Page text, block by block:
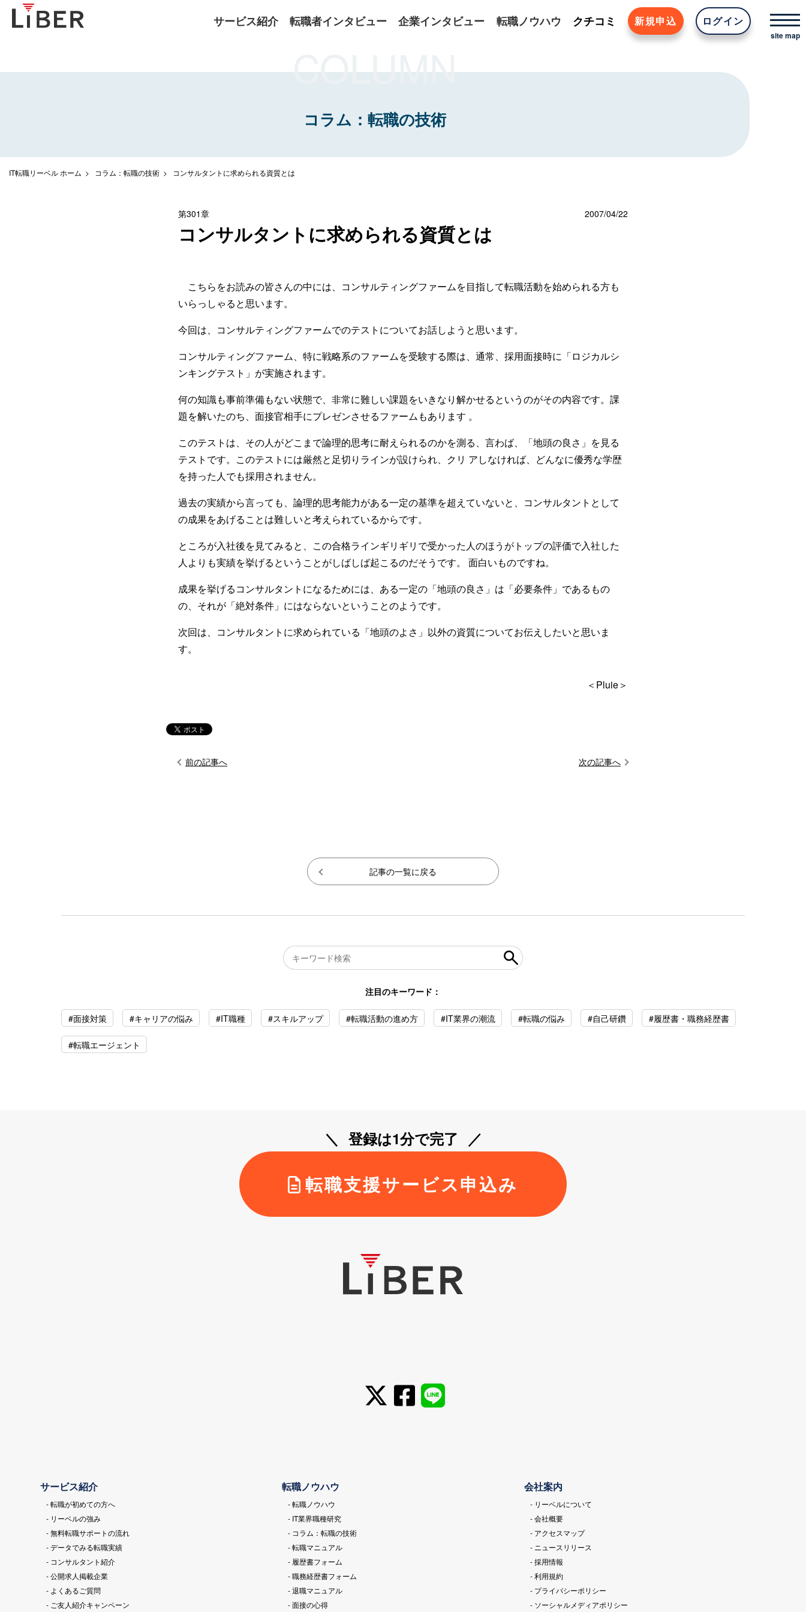
サービス紹介 転職者インタビュー 企業インタビュー 転職ノウハウ クチコミ 新規申込 ログイン
COLUMN
コラム：転職の技術
IT転職リーベル ホーム コラム：転職の技術 コンサルタントに求められる資質とは
第301章 2007/04/22
コンサルタントに求められる資質とは
こちらをお読みの皆さんの中には、コンサルティングファームを目指して転職活動を始められる方も
いらっしゃると思います。
今回は、コンサルティングファームでのテストについてお話しようと思います。
コンサルティングファーム、特に戦略系のファームを受験する際は、通常、採用面接時に「ロジカルシ
ンキングテスト」が実施されます。
何の知識も事前準備もない状態で、非常に難しい課題をいきなり解かせるというのがその内容です。課
題を解いたのち、面接官相手にプレゼンさせるファームもあります 。
このテストは、その人がどこまで論理的思考に耐えられるのかを測る、言わば、「地頭の良さ」を見る
テストです。このテストには厳然と足切りラインが設けられ、クリ アしなければ、どんなに優秀な学歴
を持った人でも採用されません。
過去の実績から言っても、論理的思考能力がある一定の基準を超えていないと、コンサルタントとして
の成果をあげることは難しいと考えられているからです。
ところが入社後を見てみると、この合格ラインギリギリで受かった人のほうがトップの評価で入社した
人よりも実績を挙げるということがしばしば起こるのだそうです。 面白いものですね。
成果を挙げるコンサルタントになるためには、ある一定の「地頭の良さ」は「必要条件」であるもの
の、それが「絶対条件」にはならないということのようです。
次回は、コンサルタントに求められている「地頭のよさ」以外の資質についてお伝えしたいと思いま
す。
＜Pluie＞
前の記事へ 次の記事へ
記事の一覧に戻る
注目のキーワード：
#面接対策 #キャリアの悩み #IT職種 #スキルアップ #転職活動の進め方 #IT業界の潮流 #転職の悩み #自己研鑽 #履歴書・職務経歴書
#転職エージェント
登録は1分で完了
転職支援サービス申込み
サービス紹介
- 転職が初めての方へ
- リーベルの強み
- 無料転職サポートの流れ
- データでみる転職実績
- コンサルタント紹介
- 公開求人掲載企業
- よくあるご質問
- ご友人紹介キャンペーン
転職ノウハウ
- 転職ノウハウ
- IT業界職種研究
- コラム：転職の技術
- 転職マニュアル
- 履歴書フォーム
- 職務経歴書フォーム
- 退職マニュアル
- 面接の心得
会社案内
- リーベルについて
- 会社概要
- アクセスマップ
- ニュースリリース
- 採用情報
- 利用規約
- プライバシーポリシー
- ソーシャルメディアポリシー